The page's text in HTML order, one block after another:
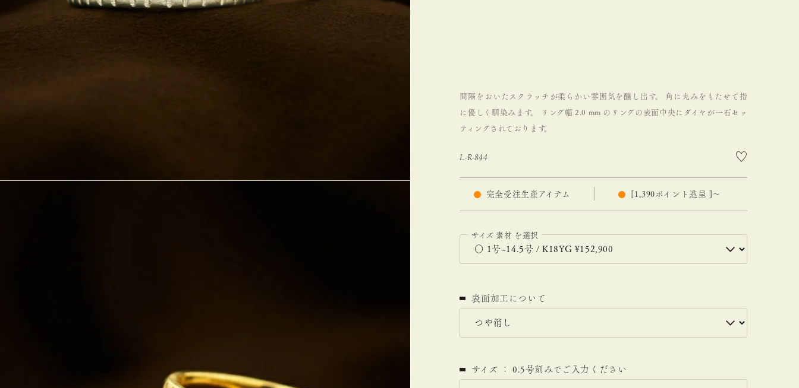
間隔をおいたスクラッチが柔らかい雰囲気を醸し出す。 角に丸みをもたせて指
に優しく馴染みます。 リング幅 2.0 mm のリングの表面中央にダイヤが一石セッ
ティングされております。
L-R-844
完全受注生産アイテム 1,390 ポイント進呈 ] 〜
サイズ 素材
表面加工について
サイズ ： 0.5号刻みでご入力ください